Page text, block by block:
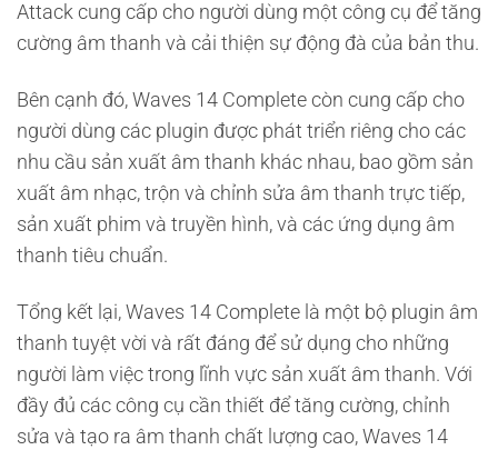
Attack cung cấp cho người dùng một công cụ để tăng
cường âm thanh và cải thiện sự động đà của bản thu.
Bên cạnh đó, Waves 14 Complete còn cung cấp cho
người dùng các plugin được phát triển riêng cho các
nhu cầu sản xuất âm thanh khác nhau, bao gồm sản
xuất âm nhạc, trộn và chỉnh sửa âm thanh trực tiếp,
sản xuất phim và truyền hình, và các ứng dụng âm
thanh tiêu chuẩn.
Tổng kết lại, Waves 14 Complete là một bộ plugin âm
thanh tuyệt vời và rất đáng để sử dụng cho những
người làm việc trong lĩnh vực sản xuất âm thanh. Với
đầy đủ các công cụ cần thiết để tăng cường, chỉnh
sửa và tạo ra âm thanh chất lượng cao, Waves 14